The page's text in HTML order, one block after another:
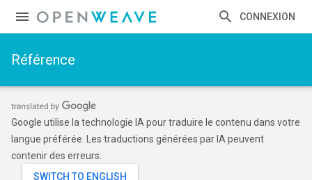
CONNEXION
Référence
Google utilise la technologie IA pour traduire le contenu dans votre
langue préférée. Les traductions générées par IA peuvent
contenir des erreurs.